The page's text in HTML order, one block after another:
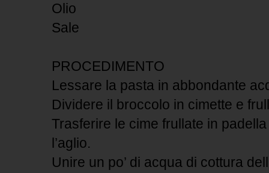
Olio
Sale
PROCEDIMENTO
Lessare la pasta in abbondante
Dividere il broccolo in cimette e
Trasferire le cime frullate in
l’aglio.
Unire un po’ di acqua di cottura